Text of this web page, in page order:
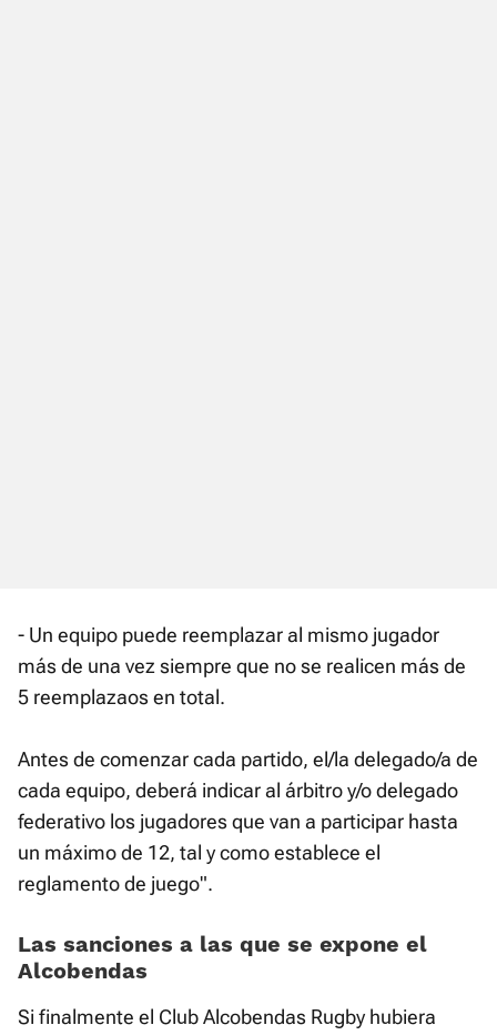
- Un equipo puede reemplazar al mismo jugador
más de una vez siempre que no se realicen más de
5 reemplazaos en total.
Antes de comenzar cada partido, el/la delegado/a de
cada equipo, deberá indicar al árbitro y/o delegado
federativo los jugadores que van a participar hasta
un máximo de 12, tal y como establece el
reglamento de juego".
Las sanciones a las que se expone el
Alcobendas
Si finalmente el Club Alcobendas Rugby hubiera